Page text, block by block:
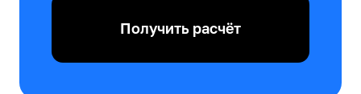
Получить расчёт